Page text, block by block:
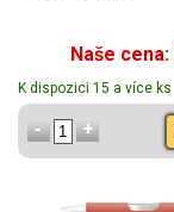
Naše cena:
K dispozici 15 a více ks